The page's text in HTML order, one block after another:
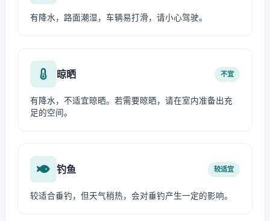
有降水，路面潮湿，车辆易打滑，请小心驾驶。
晾晒 不宜
有降水，不适宜晾晒。若需要晾晒，请在室内准备出充
足的空间。
钓鱼 较适宜
较适合垂钓，但天气稍热，会对垂钓产生一定的影响。